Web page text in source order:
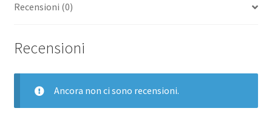
quantità
Recensioni (0)
Recensioni
Ancora non ci sono recensioni.